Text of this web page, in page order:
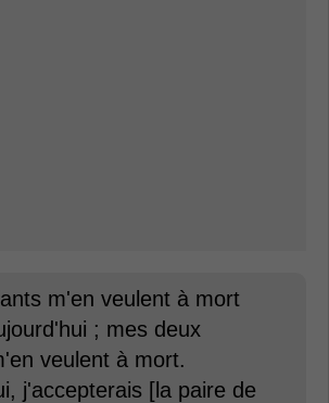
m'en veulent à mort
; mes deux
veulent à mort.
j'accepterais [la paire de